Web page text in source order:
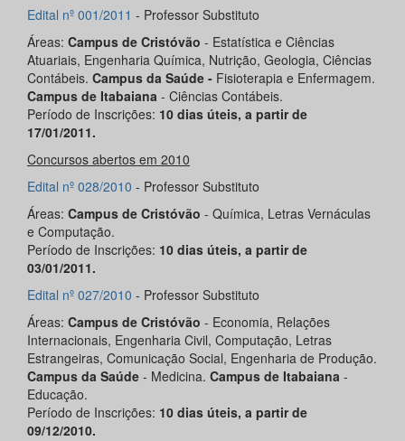
Edital nº 001/2011 - Professor Substituto
Áreas: Campus de Cristóvão - Estatística e Ciências
Atuariais, Engenharia Química, Nutrição, Geologia, Ciências
Contábeis. Campus da Saúde - Fisioterapia e Enfermagem.
Campus de Itabaiana - Ciências Contábeis.
Período de Inscrições: 10 dias úteis, a partir de
17/01/2011.
Concursos abertos em 2010
Edital nº 028/2010 - Professor Substituto
Áreas: Campus de Cristóvão - Química, Letras Vernáculas
e Computação.
Período de Inscrições: 10 dias úteis, a partir de
03/01/2011.
Edital nº 027/2010 - Professor Substituto
Áreas: Campus de Cristóvão - Economia, Relações
Internacionais, Engenharia Civil, Computação, Letras
Estrangeiras, Comunicação Social, Engenharia de Produção.
Campus da Saúde - Medicina. Campus de Itabaiana -
Educação.
Período de Inscrições: 10 dias úteis, a partir de
09/12/2010.